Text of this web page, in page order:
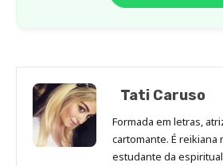
Tati Caruso
Formada em letras,
cartomante. É reikiana
estudante da